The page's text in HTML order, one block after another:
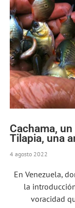
Cachama,
Tilapia, una
4 agosto 2022
En Venezuela,
la
voracidad